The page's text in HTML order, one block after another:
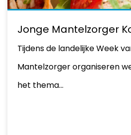
Jonge Mantelzorger
Tijdens de landelijke Week
Mantelzorger organiseren
het thema…